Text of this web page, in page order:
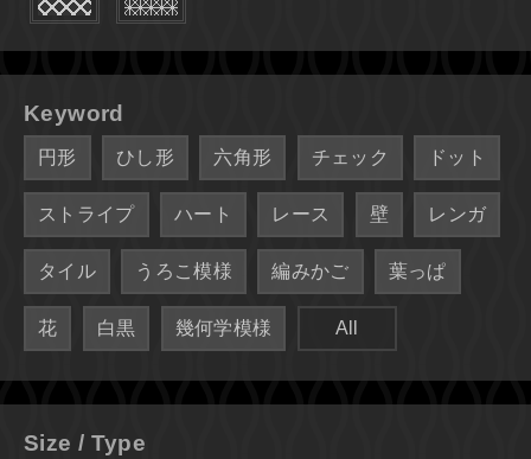
Keyword
円形 ひし形 六角形 チェック ドット
ストライプ ハート レース 壁 レンガ
タイル うろこ模様 編みかご 葉っぱ
花 白黒 幾何学模様 All
Size / Type